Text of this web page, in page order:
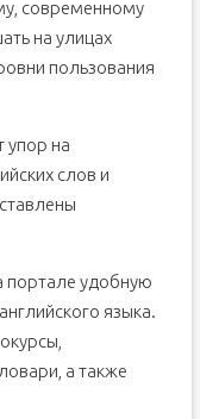
современному
на улицах
пользования
упор на
слов и
портале удобную
языка.
а также